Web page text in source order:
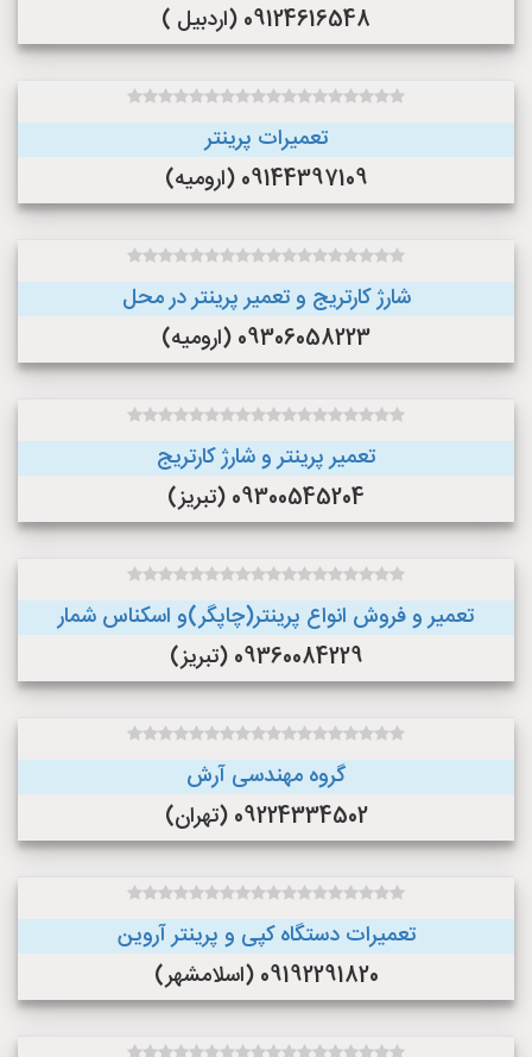
09124616548 (اردبیل )
تعمیرات پرینتر
09144397109 (ارومیه)
شارژ کارتریج و تعمیر پرینتر در محل
09306058223 (ارومیه)
تعمیر پرینتر و شارژ کارتریج
09300545204 (تبریز)
تعمیر و فروش انواع پرینتر(چاپگر)و اسکناس شمار
09360084229 (تبریز)
گروه مهندسی آرش
09224334502 (تهران)
تعمیرات دستگاه کپی و پرینتر آروین
09192291820 (اسلامشهر)